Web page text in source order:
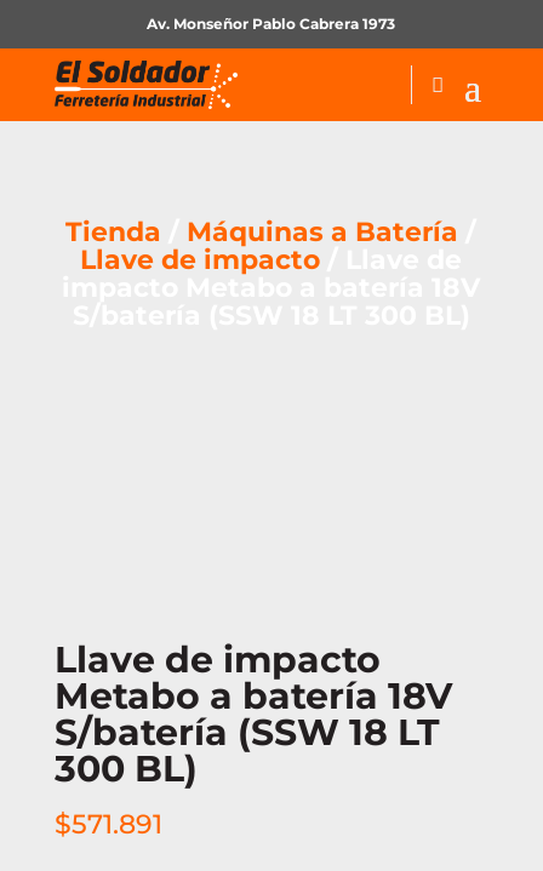
Av. Monseñor Pablo Cabrera 1973
Tienda Máquinas a Batería
Llave de impacto
Llave de impacto
Metabo a batería 18V
S/batería (SSW 18 LT
300 BL)
$571.891